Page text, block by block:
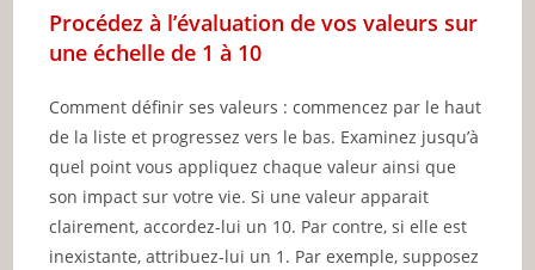
Procédez à l’évaluation de vos valeurs sur
une échelle de 1 à 10
Comment définir ses valeurs : commencez par le haut
de la liste et progressez vers le bas. Examinez jusqu’à
quel point vous appliquez chaque valeur ainsi que
son impact sur votre vie. Si une valeur apparait
clairement, accordez-lui un 10. Par contre, si elle est
inexistante, attribuez-lui un 1. Par exemple, supposez